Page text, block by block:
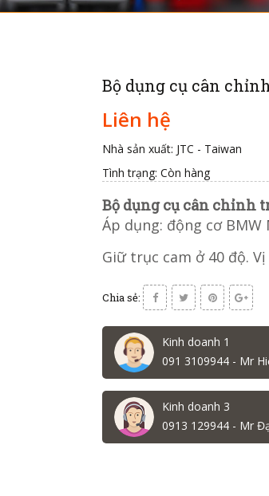
Bộ dụng cụ cân
Liên hệ
Nhà sản xuất: JTC - Taiwan
Tình trạng: Còn hàng
Bộ dụng cụ cân chỉnh
Áp dụng: động cơ BMW
Giữ trục cam ở 40 độ.
Chia sẻ:
Kinh doanh 1
091 3109944 - Mr
Kinh doanh 3
0913 129944 - Mr